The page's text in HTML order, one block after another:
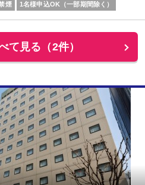
煙 1名様申込OK（一部期間除く）
て見る（2件）